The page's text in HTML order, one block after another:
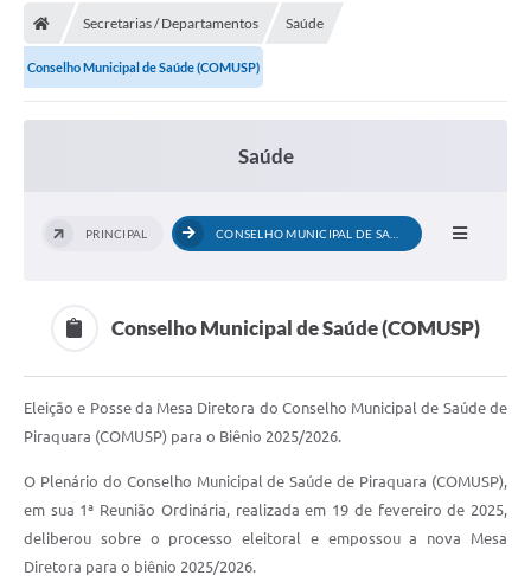
Secretarias / Departamentos Saúde
Conselho Municipal de Saúde (COMUSP)
Saúde
PRINCIPAL
Conselho Municipal de Saúde (COMUSP)
Eleição e Posse da Mesa Diretora do Conselho Municipal de Saúde de
Piraquara (COMUSP) para o Biênio 2025/2026.
O Plenário do Conselho Municipal de Saúde de Piraquara (COMUSP),
em sua 1ª Reunião Ordinária, realizada em 19 de fevereiro de 2025,
deliberou sobre o processo eleitoral e empossou a nova Mesa
Diretora para o biênio 2025/2026.